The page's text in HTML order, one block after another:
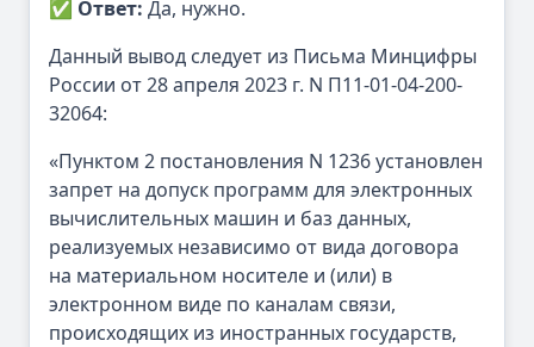
✅ Ответ: Да, нужно.
Данный вывод следует из Письма Минцифры
России от 28 апреля 2023 г. N П11-01-04-200-
32064:
«Пунктом 2 постановления N 1236 установлен
запрет на допуск программ для электронных
вычислительных машин и баз данных,
реализуемых независимо от вида договора
на материальном носителе и (или) в
электронном виде по каналам связи,
происходящих из иностранных государств,